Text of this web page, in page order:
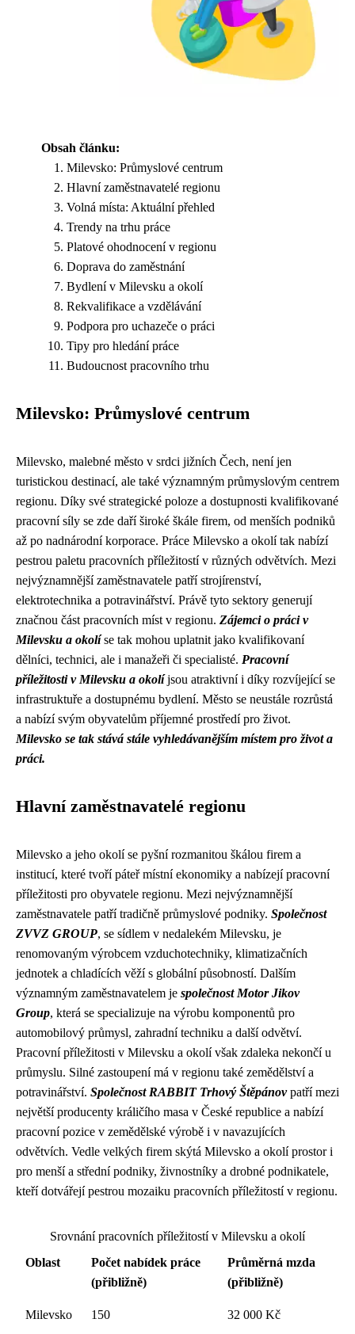
Obsah článku:
Milevsko: Průmyslové centrum
Hlavní zaměstnavatelé regionu
Volná místa: Aktuální přehled
Trendy na trhu práce
Platové ohodnocení v regionu
Doprava do zaměstnání
Bydlení v Milevsku a okolí
Rekvalifikace a vzdělávání
Podpora pro uchazeče o práci
Tipy pro hledání práce
Budoucnost pracovního trhu
Milevsko: Průmyslové centrum
Milevsko, malebné město v srdci jižních Čech, není jen
turistickou destinací, ale také významným průmyslovým centrem
regionu. Díky své strategické poloze a dostupnosti kvalifikované
pracovní síly se zde daří široké škále firem, od menších podniků
až po nadnárodní korporace. Práce Milevsko a okolí tak nabízí
pestrou paletu pracovních příležitostí v různých odvětvích. Mezi
nejvýznamnější zaměstnavatele patří strojírenství,
elektrotechnika a potravinářství. Právě tyto sektory generují
značnou část pracovních míst v regionu. Zájemci o práci v
Milevsku a okolíse tak mohou uplatnit jako kvalifikovaní
dělníci, technici, ale i manažeři či specialisté. Pracovní
příležitosti v Milevsku a okolíjsou atraktivní i díky rozvíjející se
infrastruktuře a dostupnému bydlení. Město se neustále rozrůstá
a nabízí svým obyvatelům příjemné prostředí pro život.
Milevsko se tak stává stále vyhledávanějším místem pro život a
práci.
Hlavní zaměstnavatelé regionu
Milevsko a jeho okolí se pyšní rozmanitou škálou firem a
institucí, které tvoří páteř místní ekonomiky a nabízejí pracovní
příležitosti pro obyvatele regionu. Mezi nejvýznamnější
zaměstnavatele patří tradičně průmyslové podniky. Společnost
ZVVZ GROUP, se sídlem v nedalekém Milevsku, je
renomovaným výrobcem vzduchotechniky, klimatizačních
jednotek a chladících věží s globální působností. Dalším
významným zaměstnavatelem je společnost Motor Jikov
Group, která se specializuje na výrobu komponentů pro
automobilový průmysl, zahradní techniku a další odvětví.
Pracovní příležitosti v Milevsku a okolí však zdaleka nekončí u
průmyslu. Silné zastoupení má v regionu také zemědělství a
potravinářství. Společnost RABBIT Trhový Štěpánovpatří mezi
největší producenty králičího masa v České republice a nabízí
pracovní pozice v zemědělské výrobě i v navazujících
odvětvích. Vedle velkých firem skýtá Milevsko a okolí prostor i
pro menší a střední podniky, živnostníky a drobné podnikatele,
kteří dotvářejí pestrou mozaiku pracovních příležitostí v regionu.
Srovnání pracovních příležitostí v Milevsku a okolí
Oblast
Počet nabídek práce
(přibližně)
Průměrná mzda
(přibližně)
Milevsko 150 32 000 Kč